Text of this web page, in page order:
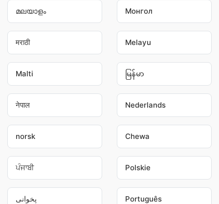
മലയാളം Монгол
मराठी Melayu
Malti မြန်မာ
नेपाल Nederlands
norsk Chewa
ਪੰਜਾਬੀ Polskie
پخوانی Português